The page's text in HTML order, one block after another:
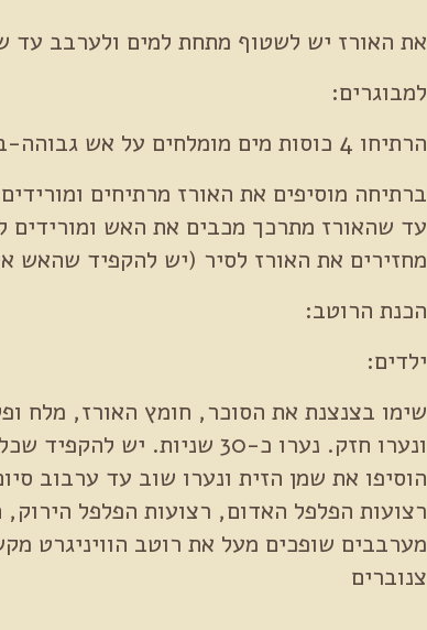
את האורז יש לשטוף מתחת למים ולערבב עד
למבוגרים:
הרתיחו 4 כוסות מים מומלחים על אש גבוהה-בינונית.
עד שהאורז מתרכך מכבים את האש ומורידים
מחזירים את האורז לסיר (יש להקפיד שהאש
הכנת הרוטב:
ילדים:
שימו בצנצנת את הסוכר, חומץ האורז, מלח
ונערו חזק. נערו כ-30 שניות.
הוסיפו את שמן הזית ונערו שוב עד ערבוב
רצועות הפלפל האדום, רצועות הפלפל
מערבבים שופכים מעל את רוטב הוויניגרט
צנוברים